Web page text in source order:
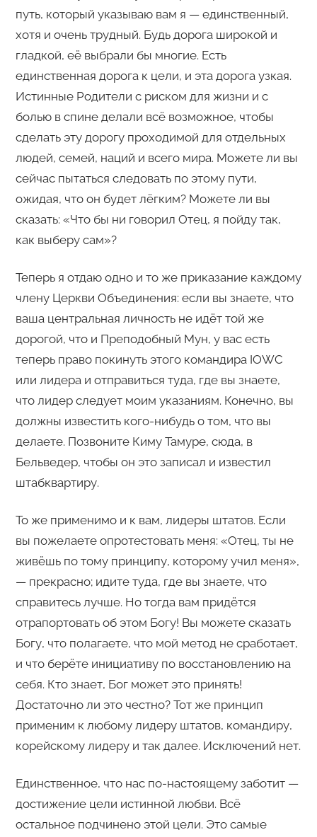
путь, который указываю вам я — единственный,
хотя и очень трудный. Будь дорога широкой и
гладкой, её выбрали бы многие. Есть
единственная дорога к цели, и эта дорога узкая.
Истинные Родители с риском для жизни и с
болью в спине делали всё возможное, чтобы
сделать эту дорогу проходимой для отдельных
людей, семей, наций и всего мира. Можете ли вы
сейчас пытаться следовать по этому пути,
ожидая, что он будет лёгким? Можете ли вы
сказать: «Что бы ни говорил Отец, я пойду так,
как выберу сам»?
Теперь я отдаю одно и то же приказание каждому
члену Церкви Объединения: если вы знаете, что
ваша центральная личность не идёт той же
дорогой, что и Преподобный Мун, у вас есть
теперь право покинуть этого командира IOWC
или лидера и отправиться туда, где вы знаете,
что лидер следует моим указаниям. Конечно, вы
должны известить кого-нибудь о том, что вы
делаете. Позвоните Киму Тамуре, сюда, в
Бельведер, чтобы он это записал и известил
штабквартиру.
То же применимо и к вам, лидеры штатов. Если
вы пожелаете опротестовать меня: «Отец, ты не
живёшь по тому принципу, которому учил меня»,
— прекрасно; идите туда, где вы знаете, что
справитесь лучше. Но тогда вам придётся
отрапортовать об этом Богу! Вы можете сказать
Богу, что полагаете, что мой метод не сработает,
и что берёте инициативу по восстановлению на
себя. Кто знает, Бог может это принять!
Достаточно ли это честно? Тот же принцип
применим к любому лидеру штатов, командиру,
корейскому лидеру и так далее. Исключений нет.
Единственное, что нас по-настоящему заботит —
достижение цели истинной любви. Всё
остальное подчинено этой цели. Это самые